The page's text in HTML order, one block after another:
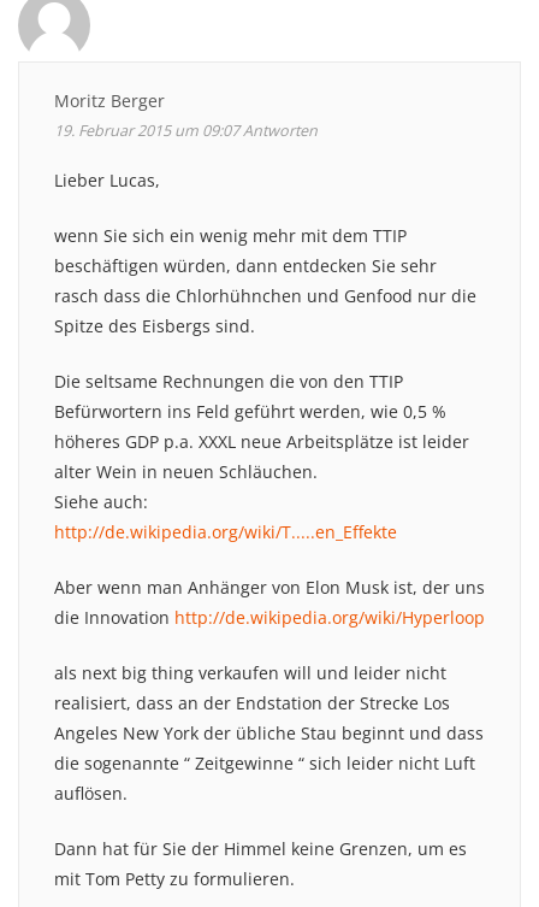
Moritz Berger
19. Februar 2015 um 09:07Antworten
Lieber Lucas,
wenn Sie sich ein wenig mehr mit dem TTIP
beschäftigen würden, dann entdecken Sie sehr
rasch dass die Chlorhühnchen und Genfood nur die
Spitze des Eisbergs sind.
Die seltsame Rechnungen die von den TTIP
Befürwortern ins Feld geführt werden, wie 0,5 %
höheres GDP p.a. XXXL neue Arbeitsplätze ist leider
alter Wein in neuen Schläuchen.
Siehe auch:
http://de.wikipedia.org/wiki/T.....en_Effekte
Aber wenn man Anhänger von Elon Musk ist, der uns
die Innovation http://de.wikipedia.org/wiki/Hyperloop
als next big thing verkaufen will und leider nicht
realisiert, dass an der Endstation der Strecke Los
Angeles New York der übliche Stau beginnt und dass
die sogenannte “ Zeitgewinne “ sich leider nicht Luft
auflösen.
Dann hat für Sie der Himmel keine Grenzen, um es
mit Tom Petty zu formulieren.